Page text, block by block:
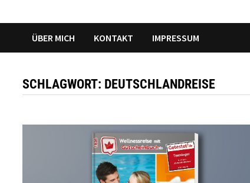
ÜBER MICH KONTAKT IMPRESSUM
SCHLAGWORT: DEUTSCHLANDREISE